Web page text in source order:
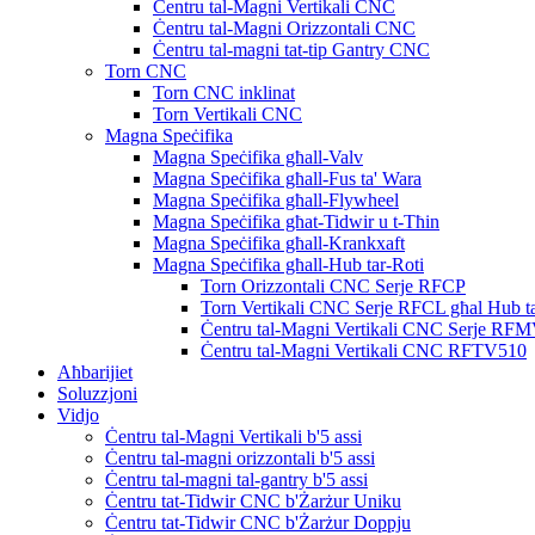
Ċentru tal-Magni Vertikali CNC
Ċentru tal-Magni Orizzontali CNC
Ċentru tal-magni tat-tip Gantry CNC
Torn CNC
Torn CNC inklinat
Torn Vertikali CNC
Magna Speċifika
Magna Speċifika għall-Valv
Magna Speċifika għall-Fus ta' Wara
Magna Speċifika għall-Flywheel
Magna Speċifika għat-Tidwir u t-Tħin
Magna Speċifika għall-Krankxaft
Magna Speċifika għall-Hub tar-Roti
Torn Orizzontali CNC Serje RFCP
Torn Vertikali CNC Serje RFCL għal Hub
Ċentru tal-Magni Vertikali CNC Serje
Ċentru tal-Magni Vertikali CNC RFTV510
Aħbarijiet
Soluzzjoni
Vidjo
Ċentru tal-Magni Vertikali b'5 assi
Ċentru tal-magni orizzontali b'5 assi
Ċentru tal-magni tal-gantry b'5 assi
Ċentru tat-Tidwir CNC b'Żarżur Uniku
Ċentru tat-Tidwir CNC b'Żarżur Doppju